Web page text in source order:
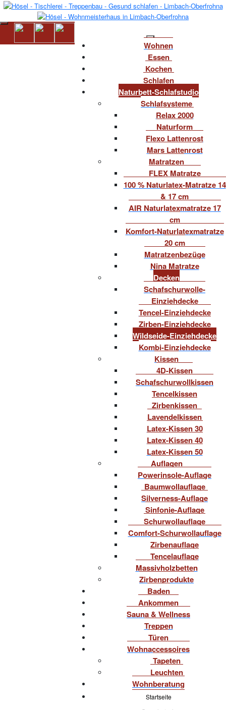
Wohnen
Essen
Kochen
Schlafen
Naturbett-Schlafstudio
Schlafsysteme
Relax 2000
Naturform
Flexo Lattenrost
Mars Lattenrost
Matratzen
FLEX Matratze
100 % Naturlatex-Matratze 14
& 17 cm
AIR Naturlatexmatratze 17
cm
Komfort-Naturlatexmatratze
20 cm
Matratzenbezüge
Nina Matratze
Decken
Schafschurwolle-
Einziehdecke
Tencel-Einziehdecke
Zirben-Einziehdecke
Wildseide-Einziehdecke
Kombi-Einziehdecke
Kissen
4D-Kissen
Schafschurwollkissen
Tencelkissen
Zirbenkissen
Lavendelkissen
Latex-Kissen 30
Latex-Kissen 40
Latex-Kissen 50
Auflagen
Powerinsole-Auflage
Baumwollauflage
Silverness-Auflage
Sinfonie-Auflage
Schurwollauflage
Comfort-Schurwollauflage
Zirbenauflage
Tencelauflage
Massivholzbetten
Zirbenprodukte
Baden
Ankommen
Sauna & Wellness
Treppen
Türen
Wohnaccessoires
Tapeten
Leuchten
Wohnberatung
Startseite